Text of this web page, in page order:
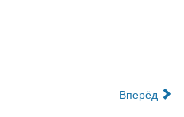
Вперёд